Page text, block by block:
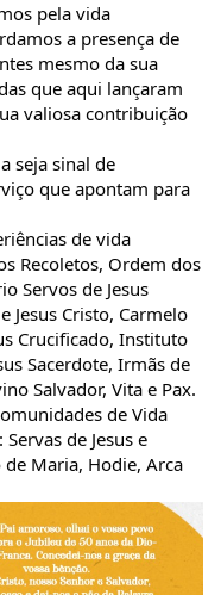
pela vida
a presença de
mesmo da sua
que aqui lançaram
valiosa contribuição
seja sinal de
que apontam para
de vida
Recoletos, Ordem dos
Servos de Jesus
Jesus Cristo, Carmelo
Crucificado, Instituto
Sacerdote, Irmãs de
Salvador, Vita e Pax.
de Vida
de Jesus e
Maria, Hodie, Arca